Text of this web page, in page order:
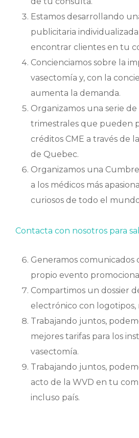
Estamos desarrollando
publicitaria
encontrar clientes en tu
Concienciamos sobre la
vasectomía y, con la
aumenta la demanda.
Organizamos una serie
trimestrales que pueden
créditos CME a través de
de Quebec.
Organizamos una
a los médicos más
curiosos de todo el
Contacta con nosotros para
Generamos comunicados
propio evento
Compartimos un dossier
electrónico con logotipos,
Trabajando juntos,
mejores tarifas para los
vasectomía.
Trabajando juntos,
acto de la WVD en tu
incluso país.